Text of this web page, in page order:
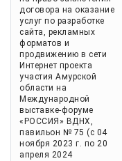
договора на оказание
услуг по разработке
сайта, рекламных
форматов и
продвижению в сети
Интернет проекта
участия Амурской
области на
Международной
выставке-форуме
«РОССИЯ» ВДНХ,
павильон № 75 (с 04
ноября 2023 г. по 20
апреля 2024